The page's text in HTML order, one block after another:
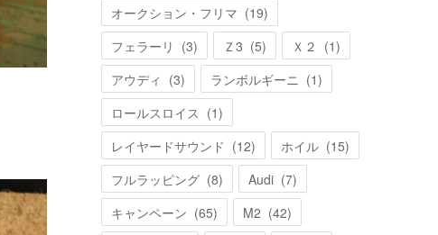
オークション・フリマ (19)
フェラーリ (3) Ｚ3 (5) Ｘ２ (1)
アウディ (3) ランボルギーニ (1)
ロールスロイス (1)
レイヤードサウンド (12) ホイル (15)
フルラッピング (8) Audi (7)
キャンペーン (65) M2 (42)